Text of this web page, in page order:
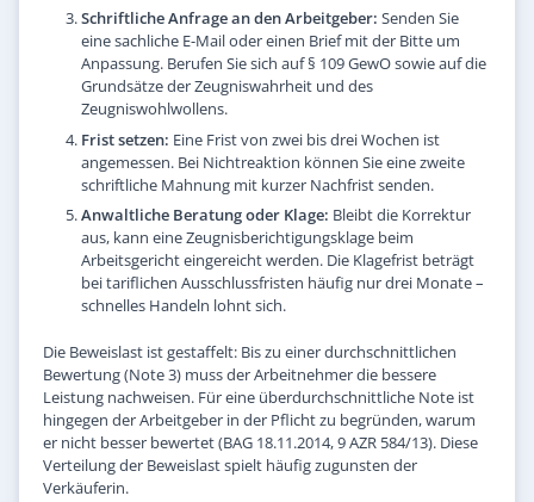
Schriftliche Anfrage an den Arbeitgeber: Senden Sie
eine sachliche E-Mail oder einen Brief mit der Bitte um
Anpassung. Berufen Sie sich auf § 109 GewO sowie auf die
Grundsätze der Zeugniswahrheit und des
Zeugniswohlwollens.
Frist setzen: Eine Frist von zwei bis drei Wochen ist
angemessen. Bei Nichtreaktion können Sie eine zweite
schriftliche Mahnung mit kurzer Nachfrist senden.
Anwaltliche Beratung oder Klage: Bleibt die Korrektur
aus, kann eine Zeugnisberichtigungsklage beim
Arbeitsgericht eingereicht werden. Die Klagefrist beträgt
bei tariflichen Ausschlussfristen häufig nur drei Monate –
schnelles Handeln lohnt sich.
Die Beweislast ist gestaffelt: Bis zu einer durchschnittlichen
Bewertung (Note 3) muss der Arbeitnehmer die bessere
Leistung nachweisen. Für eine überdurchschnittliche Note ist
hingegen der Arbeitgeber in der Pflicht zu begründen, warum
er nicht besser bewertet (BAG 18.11.2014, 9 AZR 584/13). Diese
Verteilung der Beweislast spielt häufig zugunsten der
Verkäuferin.